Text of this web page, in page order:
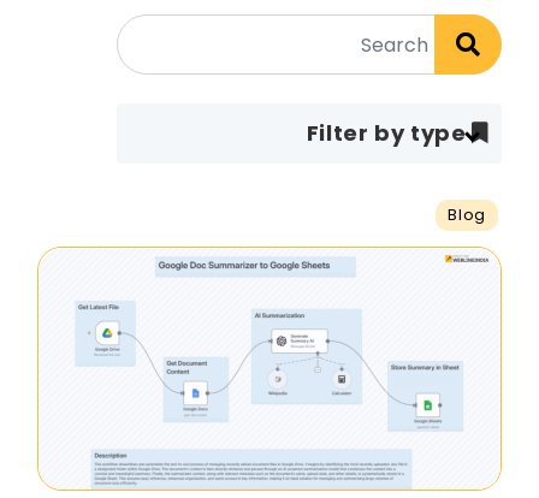
Filter by type
Blog